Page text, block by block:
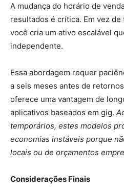
A mudança do horário de
resultados é crítica. Em vez
você cria um ativo escalável
independente.
Essa abordagem requer
a seis meses antes de
oferece uma vantagem de
aplicativos baseados em gig.
temporários, estes modelos
economias instáveis porque
locais ou de orçamentos
Considerações Finais